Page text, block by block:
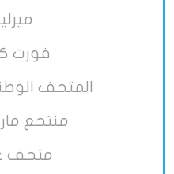
فورت
المتحف
منتجع
متحف